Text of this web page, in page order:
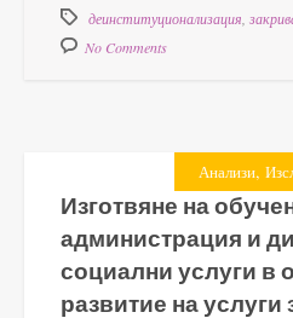
деинституционализация
No Comments
Анализи,
Изготвяне на
администрация и
социални услуги в
развитие на услуги